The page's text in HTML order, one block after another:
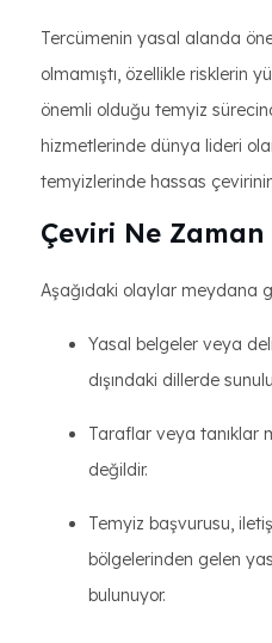
Tercümenin yasal alanda
olmamıştı, özellikle risklerin
önemli olduğu temyiz
hizmetlerinde dünya lideri
temyizlerinde hassas
Çeviri Ne Zaman
Aşağıdaki olaylar meydana
Yasal belgeler veya
dışındaki dillerde
Taraflar veya tanıklar
değildir.
Temyiz başvurusu,
bölgelerinden gelen
bulunuyor.